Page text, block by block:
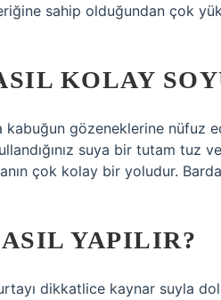
sahip olduğundan çok
KOLAY
gözeneklerine nüfuz
suya bir tutam tuz
çok kolay bir yoludur.
YAPILIR?
dikkatlice kaynar suyla